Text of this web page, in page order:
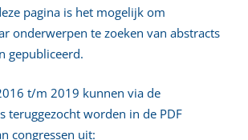
pagina is het mogelijk om
onderwerpen te zoeken van abstracts
gepubliceerd.
t/m 2019 kunnen via de
teruggezocht worden in de PDF
congressen uit: